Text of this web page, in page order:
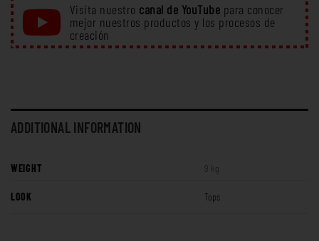
Visita nuestro canal de YouTube para conocer
mejor nuestros productos y los procesos de
creación
ADDITIONAL INFORMATION
WEIGHT 9 kg
LOOK Tops